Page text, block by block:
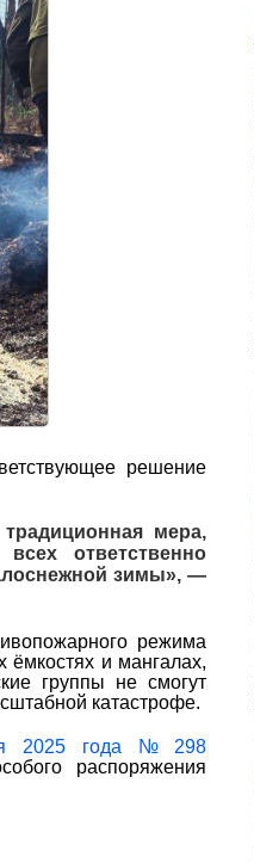
решение
мера,
ответственно
зимы», —
режима
ёмкостях и мангалах,
группы не смогут
катастрофе.
2025 года № 298
распоряжения